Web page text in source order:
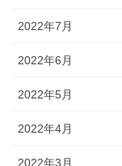
2022年7月
2022年6月
2022年5月
2022年4月
2022年3月